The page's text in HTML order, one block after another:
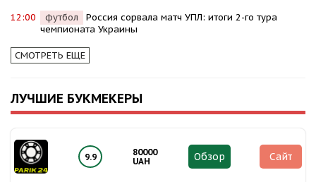
12:00 футбол
Россия сорвала матч УПЛ: итоги 2-го тура
чемпионата Украины
СМОТРЕТЬ ЕЩЕ
ЛУЧШИЕ БУКМЕКЕРЫ
9.9
80000
UAH
Обзор Сайт